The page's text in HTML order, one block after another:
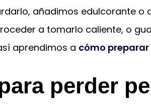
añadimos edulcorante o
a tomarlo caliente, o
aprendimos a cómo
perder